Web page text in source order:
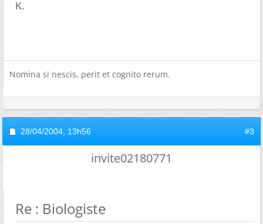
K.
Nomina si nescis, perit et cognito rerum.
28/04/2004, 13h56 #3
invite02180771
Re : Biologiste